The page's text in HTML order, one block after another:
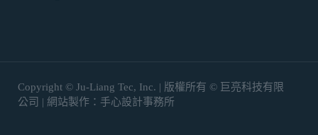
Copyright © Ju-Liang Tec, Inc. | 版權所有 © 巨亮科技有限
公司 | 網站製作：手心設計事務所